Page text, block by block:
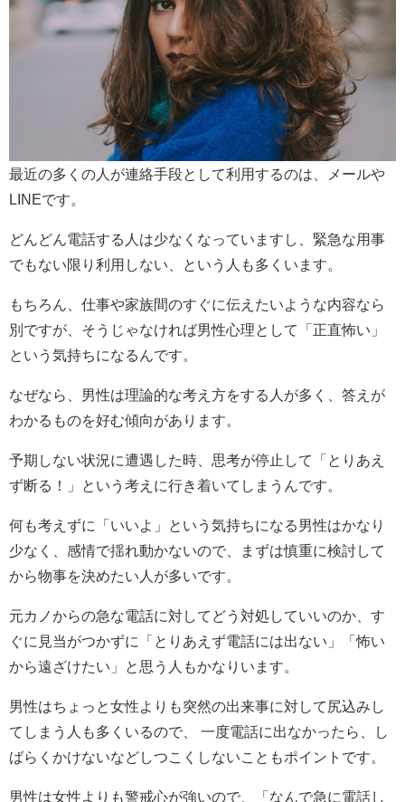
最近の多くの人が連絡手段として利用するのは、メールや
LINEです。
どんどん電話する人は少なくなっていますし、緊急な用事
でもない限り利用しない、という人も多くいます。
もちろん、仕事や家族間のすぐに伝えたいような内容なら
別ですが、そうじゃなければ男性心理として「正直怖い」
という気持ちになるんです。
なぜなら、男性は理論的な考え方をする人が多く、答えが
わかるものを好む傾向があります。
予期しない状況に遭遇した時、思考が停止して「とりあえ
ず断る！」という考えに行き着いてしまうんです。
何も考えずに「いいよ」という気持ちになる男性はかなり
少なく、感情で揺れ動かないので、まずは慎重に検討して
から物事を決めたい人が多いです。
元カノからの急な電話に対してどう対処していいのか、す
ぐに見当がつかずに「とりあえず電話には出ない」「怖い
から遠ざけたい」と思う人もかなりいます。
男性はちょっと女性よりも突然の出来事に対して尻込みし
てしまう人も多くいるので、 一度電話に出なかったら、し
ばらくかけないなどしつこくしないこともポイントです。
男性は女性よりも警戒心が強いので、「なんで急に電話し